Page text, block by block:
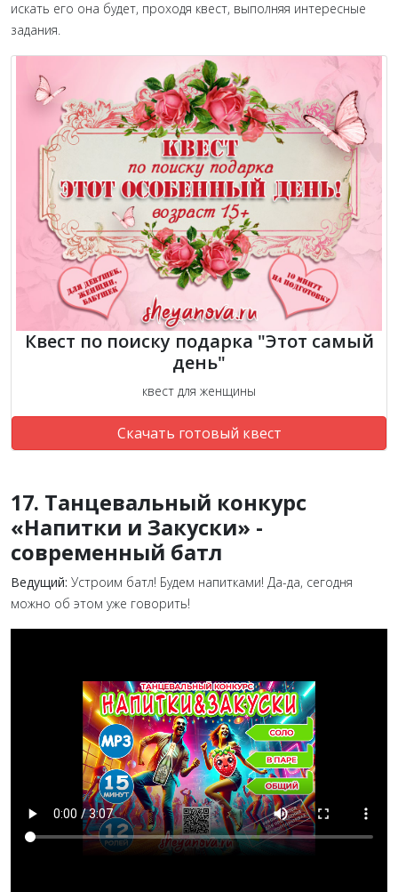
искать его она будет, проходя квест, выполняя интересные
задания.
Квест по поиску подарка "Этот самый
день"
квест для женщины
Скачать готовый квест
17. Танцевальный конкурс
«Напитки и Закуски» -
современный батл
Ведущий: Устроим батл! Будем напитками! Да-да, сегодня
можно об этом уже говорить!